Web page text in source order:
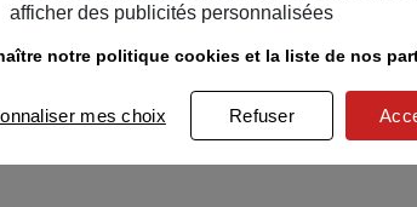
planétaire
afficher des publicités personnalisées
notre politique cookies et la liste de nos
mes choix Refuser